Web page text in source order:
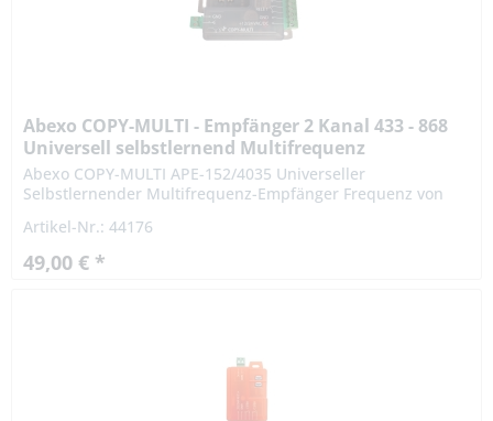
Abexo COPY-MULTI - Empfänger 2 Kanal 433 - 868
Universell selbstlernend Multifrequenz
Abexo COPY-MULTI APE-152/4035 Universeller
Selbstlernender Multifrequenz-Empfänger Frequenz von
in der...
Artikel-Nr.: 44176
49,00 € *